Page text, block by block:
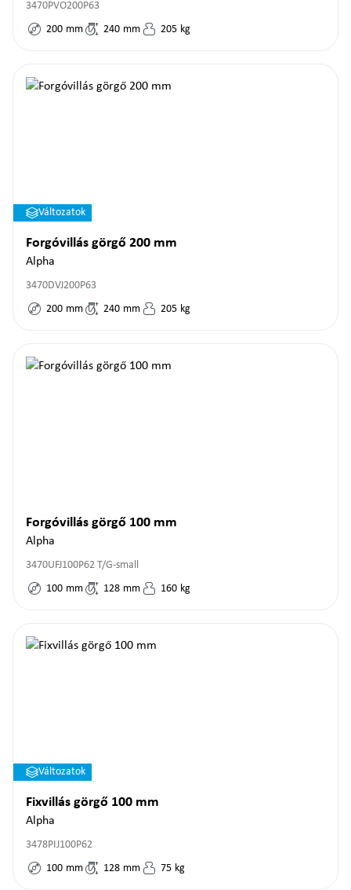
3470PVO200P63
200 mm 240 mm 205 kg
Változatok
Forgóvillás görgő 200 mm
Alpha
3470DVJ200P63
200 mm 240 mm 205 kg
Forgóvillás görgő 100 mm
Alpha
3470UFJ100P62 T/G-small
100 mm 128 mm 160 kg
Változatok
Fixvillás görgő 100 mm
Alpha
3478PIJ100P62
100 mm 128 mm 75 kg